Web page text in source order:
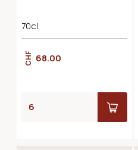
70cl
CHF 68.00